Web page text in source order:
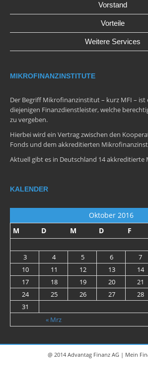
Vorstand
Vorteile
Weitere Services
MIKROFINANZINSTITUTE
Der Begriff Mikrofinanzinstitut – kurz MFI – ist
diejenigen Finanzdienstleister, welche
zu vergeben.
Hierbei wird ein Vertrag zwischen den
Fonds und dem akkreditierten
Aktuell gibt es in Deutschland 14
KALENDER
Oktober 2016
M
D M D F
« Mrz
3
4 5 6 7
10
11 12 13 14
17
18 19 20 21
24
25 26 27 28
31
@ 2014 Advantag Finanz AG | Mein